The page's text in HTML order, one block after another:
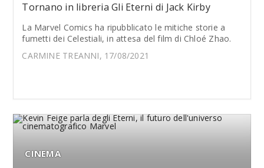
Tornano in libreria Gli Eterni di Jack Kirby
La Marvel Comics ha ripubblicato le mitiche storie a
fumetti dei Celestiali, in attesa del film di Chloé Zhao.
CARMINE TREANNI, 17/08/2021
CINEMA